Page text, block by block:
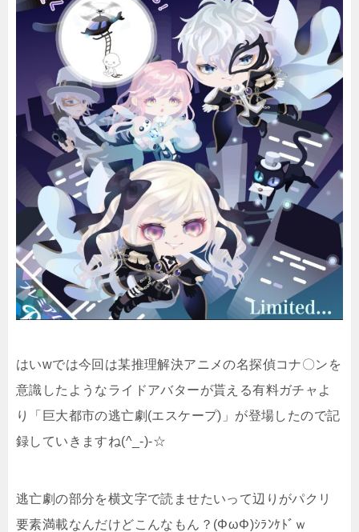
はいwでは今回は某推理解決アニメの名探偵コナ〇ンを
意識したようなライドアバターが貰える有料ガチャよ
り「巨大都市の逃亡劇(エスケープ)」が登場したので記
録していきますね(^_-)-☆
逃亡劇の部分を横文字で読ませたいって辺りがパクリ
要素満載なんだけどこんなもん？(ΦωΦ)ｼﾗﾝｹﾄﾞｗ